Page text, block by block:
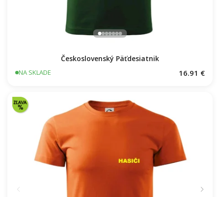
Československý Päťdesiatnik
NA SKLADE 16.91 €